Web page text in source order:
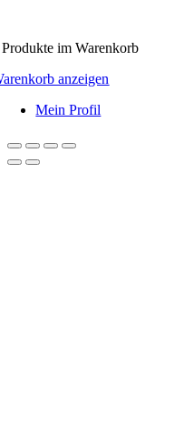
im Warenkorb
anzeigen
Mein Profil